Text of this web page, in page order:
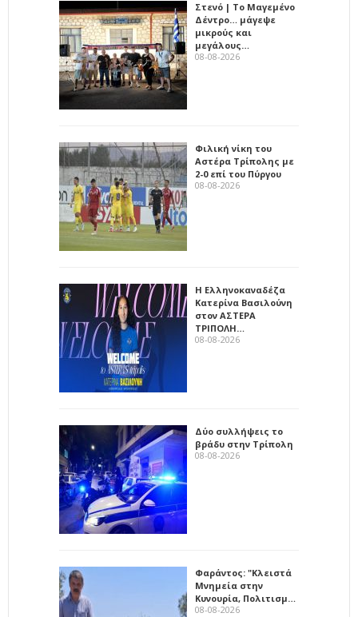
Στενό | Το Μαγεμένο
Δέντρο… μάγεψε
μικρούς και
μεγάλους…
08-08-2026
Φιλική νίκη του
Αστέρα Τρίπολης με
2-0 επί του Πύργου
08-08-2026
Η Ελληνοκαναδέζα
Κατερίνα Βασιλούνη
στον ΑΣΤΕΡΑ
ΤΡΙΠΟΛΗ…
08-08-2026
Δύο συλλήψεις το
βράδυ στην Τρίπολη
08-08-2026
Φαράντος: "Κλειστά
Μνημεία στην
Κυνουρία, Πολιτισμ…
08-08-2026